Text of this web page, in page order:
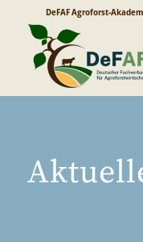
DeFAF Agroforst-